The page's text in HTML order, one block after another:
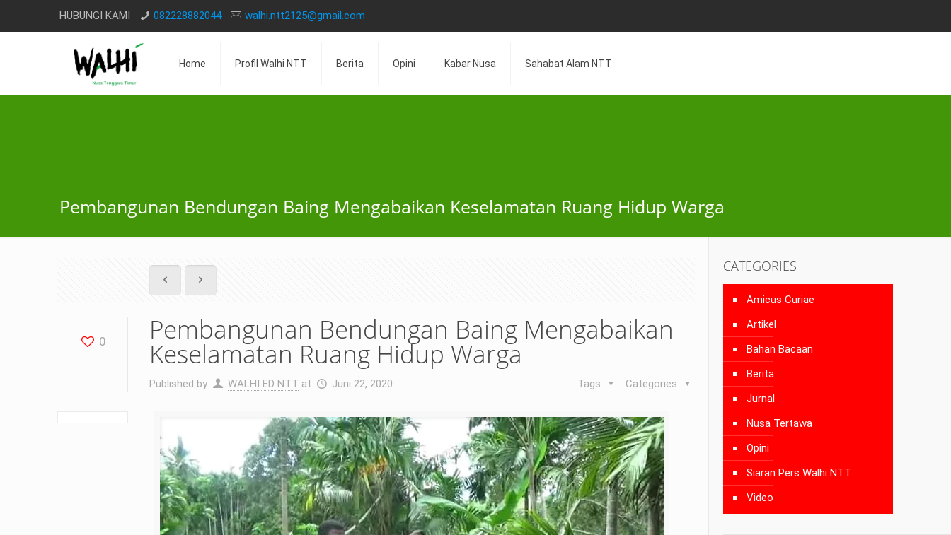
HUBUNGI KAMI 082228882044 walhi.ntt2125@gmail.com
Home Profil Walhi NTT Berita Opini Kabar Nusa Sahabat Alam NTT
Pembangunan Bendungan Baing Mengabaikan Keselamatan Ruang Hidup Warga
0 Pembangunan Bendungan Baing Mengabaikan
Keselamatan Ruang Hidup Warga
Published by WALHI ED NTT at Juni 22, 2020 Categories
Tags
CATEGORIES
Amicus Curiae
Artikel
Bahan Bacaan
Berita
Jurnal
Nusa Tertawa
Opini
Siaran Pers Walhi NTT
Video